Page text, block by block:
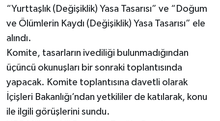
“Yurttaşlık (Değişiklik) Yasa Tasarısı” ve “Doğum
ve Ölümlerin Kaydı (Değişiklik) Yasa Tasarısı” ele
alındı.
Komite, tasarların ivediliği bulunmadığından
üçüncü okunuşları bir sonraki toplantısında
yapacak. Komite toplantısına davetli olarak
İçişleri Bakanlığı’ndan yetkililer de katılarak, konu
ile ilgili görüşlerini sundu.